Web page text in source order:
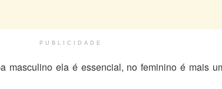
PUBLICIDADE
masculino ela é essencial, no feminino é mais